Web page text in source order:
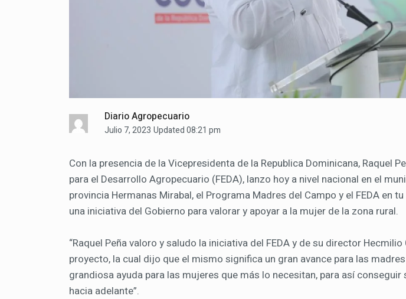
Diario Agropecuario
Julio 7, 2023 Updated 08:21 pm
Con la presencia de la Vicepresidenta de la Republica Dominicana, Raquel
para el Desarrollo Agropecuario (FEDA), lanzo hoy a nivel nacional en el
provincia Hermanas Mirabal, el Programa Madres del Campo y el FEDA en
una iniciativa del Gobierno para valorar y apoyar a la mujer de la zona rural.
“Raquel Peña valoro y saludo la iniciativa del FEDA y de su director Hecmilio
proyecto, la cual dijo que el mismo significa un gran avance para las
grandiosa ayuda para las mujeres que más lo necesitan, para así
hacia adelante”.